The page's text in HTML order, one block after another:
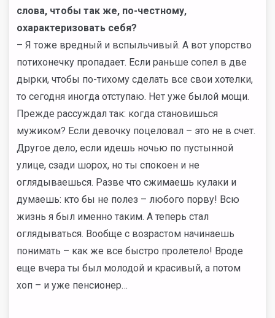
слова, чтобы так же, по-честному,
охарактеризовать себя?
– Я тоже вредный и вспыльчивый. А вот упорство
потихонечку пропадает. Если раньше сопел в две
дырки, чтобы по-тихому сделать все свои хотелки,
то сегодня иногда отступаю. Нет уже былой мощи.
Прежде рассуждал так: когда становишься
мужиком? Если девочку поцеловал – это не в счет.
Другое дело, если идешь ночью по пустынной
улице, сзади шорох, но ты спокоен и не
оглядываешься. Разве что сжимаешь кулаки и
думаешь: кто бы не полез – любого порву! Всю
жизнь я был именно таким. А теперь стал
оглядываться. Вообще с возрастом начинаешь
понимать – как же все быстро пролетело! Вроде
еще вчера ты был молодой и красивый, а потом
хоп – и уже пенсионер…